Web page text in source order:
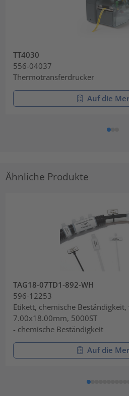
TT4030
556-04037
Thermotransferdrucker
Auf die
Ähnliche Produkte
TAG18-07TD1-892-WH
596-12253
Etikett, chemische
7.00x18.00mm, 5000ST
- chemische Beständigkeit
Auf die